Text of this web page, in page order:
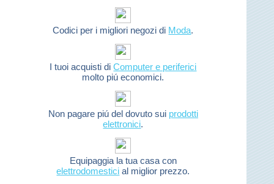
Codici per i migliori negozi di Moda.
I tuoi acquisti diComputer e periferici
molto piú economici.
Non pagare piú del dovuto sui prodotti
elettronici.
Equipaggia la tua casa con
elettrodomestici al miglior prezzo.